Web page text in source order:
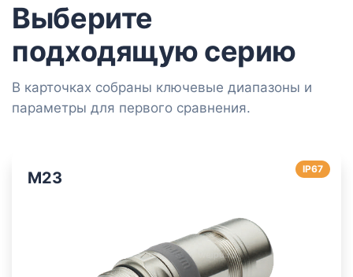
Выберите
подходящую серию
В карточках собраны ключевые диапазоны и
параметры для первого сравнения.
M23 IP67